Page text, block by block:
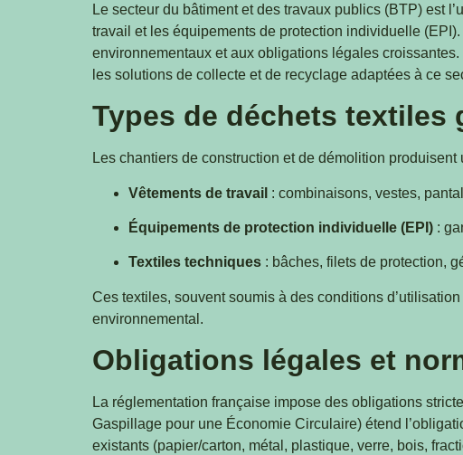
Le secteur du bâtiment et des travaux publics (BTP) est
travail et les équipements de protection individuelle
environnementaux et aux obligations légales
les solutions de collecte et de recyclage adaptées à ce
Types de déchets textiles
Les chantiers de construction et de démolition
Vêtements de travail : combinaisons, vestes,
Équipements de protection individuelle (EPI) :
Textiles techniques : bâches, filets de protection,
Ces textiles, souvent soumis à des conditions
environnemental.
Obligations légales et
La réglementation française impose des obligations
Gaspillage pour une Économie Circulaire) étend
existants (papier/carton, métal, plastique, verre, bois,